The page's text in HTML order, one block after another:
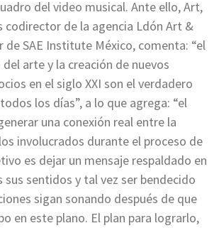
del video musical. Ante ello, Art,
codirector de la agencia Ldón Art &
de SAE Institute México, comenta: “el
arte y la creación de nuevos
en el siglo XXI son el verdadero
los días”, a lo que agrega: “el
una conexión real entre la
involucrados durante el proceso de
es dejar un mensaje respaldado en
sentidos y tal vez ser bendecido
sigan sonando después de que
en este plano. El plan para lograrlo,